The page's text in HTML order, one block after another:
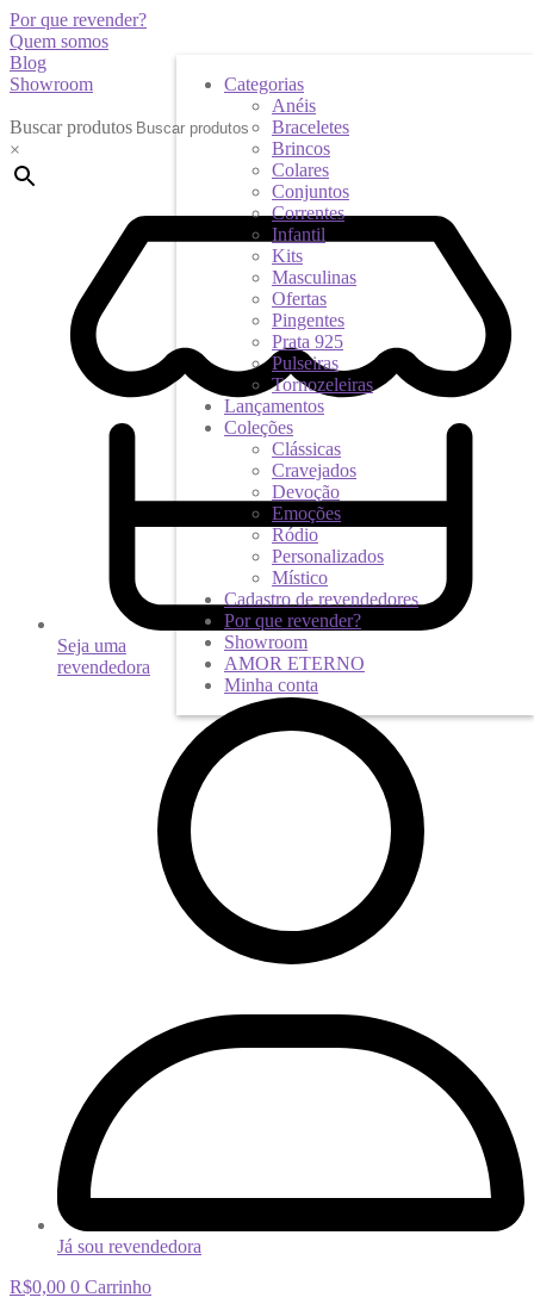
Por que revender?
Quem somos
Blog
Showroom
Buscar produtos
×
Seja uma
revendedora
Já sou revendedora
R$0,00 0 Carrinho
Categorias
Anéis
Braceletes
Brincos
Colares
Conjuntos
Correntes
Infantil
Kits
Masculinas
Ofertas
Pingentes
Prata 925
Pulseiras
Tornozeleiras
Lançamentos
Coleções
Clássicas
Cravejados
Devoção
Emoções
Ródio
Personalizados
Místico
Cadastro de revendedores
Por que revender?
Showroom
AMOR ETERNO
Minha conta